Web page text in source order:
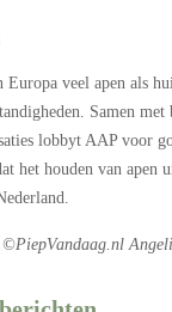
veel apen als
Samen met
lobbyt AAP voor
het houden van apen
©PiepVandaag.nl